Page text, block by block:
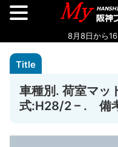
車種別. 荷室マ
式:H28/2 – . 備